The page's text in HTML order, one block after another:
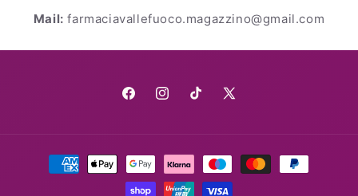
Mail: farmaciavallefuoco.magazzino@gmail.com
FacebookInstagramTikTokX
Metodi